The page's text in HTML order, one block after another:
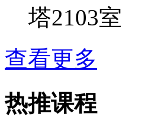
塔2103室
查看更多
热推课程